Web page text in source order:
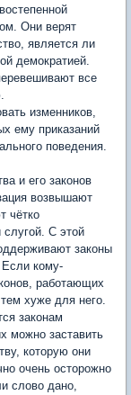
Они верят
является ли
демократией.
все
изменников,
ему приказаний
поведения.
и его законов
возвышают
чётко
С этой
законы
кому-
работающих
хуже для него.
законам
можно заставить
которую они
очень осторожно
слово дано,